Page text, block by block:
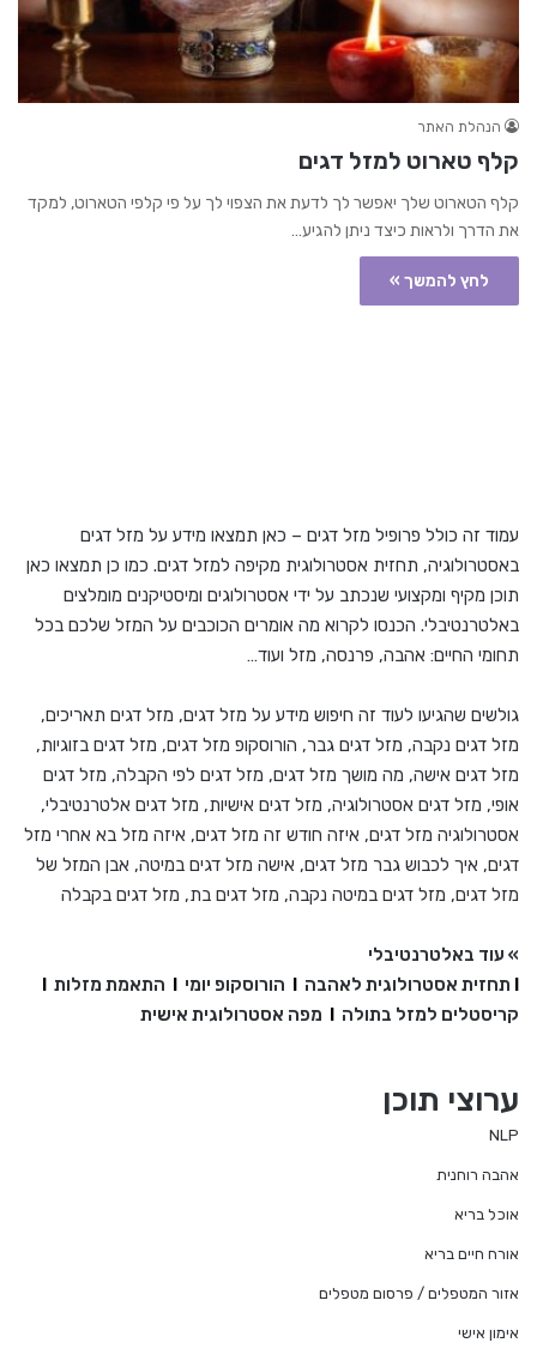
הנהלת האתר
קלף טארוט למזל דגים
קלף הטארוט שלך יאפשר לך לדעת את הצפוי לך על פי קלפי הטארוט, למקד
את הדרך ולראות כיצד ניתן להגיע…
לחץ להמשך »
עמוד זה כולל פרופיל מזל דגים – כאן תמצאו מידע על מזל דגים
באסטרולוגיה, תחזית אסטרולוגית מקיפה למזל דגים. כמו כן תמצאו כאן
תוכן מקיף ומקצועי שנכתב על ידי אסטרולוגים ומיסטיקנים מומלצים
באלטרנטיבלי. הכנסו לקרוא מה אומרים הכוכבים על המזל שלכם בכל
תחומי החיים: אהבה, פרנסה, מזל ועוד…
גולשים שהגיעו לעוד זה חיפוש מידע על מזל דגים, מזל דגים תאריכים,
מזל דגים נקבה, מזל דגים גבר, הורוסקופ מזל דגים, מזל דגים בזוגיות,
מזל דגים אישה, מה מושך מזל דגים, מזל דגים לפי הקבלה, מזל דגים
אופי, מזל דגים אסטרולוגיה, מזל דגים אישיות, מזל דגים אלטרנטיבלי,
אסטרולוגיה מזל דגים, איזה חודש זה מזל דגים, איזה מזל בא אחרי מזל
דגים, איך לכבוש גבר מזל דגים, אישה מזל דגים במיטה, אבן המזל של
מזל דגים, מזל דגים במיטה נקבה, מזל דגים בת, מזל דגים בקבלה
» עוד באלטרנטיבלי
I תחזית אסטרולוגית לאהבה I הורוסקופ יומי I התאמת מזלות I
קריסטלים למזל בתולה
מפה אסטרולוגית אישית
ערוצי תוכן
NLP
אהבה רוחנית
אוכל בריא
אורח חיים בריא
אזור המטפלים / פרסום מטפלים
אימון אישי